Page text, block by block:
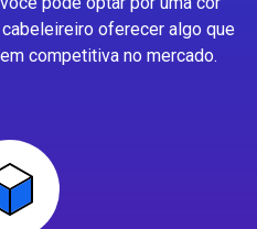
oferecer algo que
competitiva no mercado.